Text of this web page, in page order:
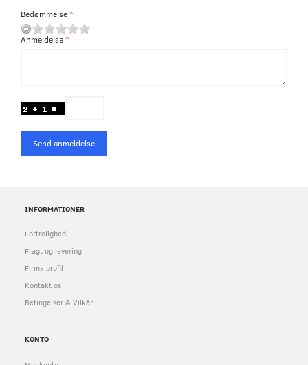
Bedømmelse
Anmeldelse
Send anmeldelse
INFORMATIONER
Fortrolighed
Fragt og levering
Firma profil
Kontakt os
Betingelser & Vilkår
KONTO